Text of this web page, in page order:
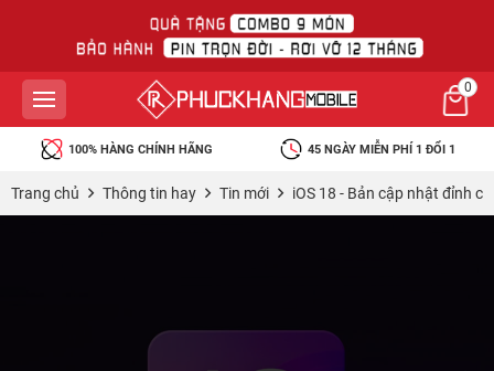
0
45 NGÀY MIỄN PHÍ 1 ĐỔI 1 BẢO HÀNH RƠI VỠ MIỄN PHÍ
Trang chủ Thông tin hay Tin mới iOS 18 - Bản cập nhật đỉnh